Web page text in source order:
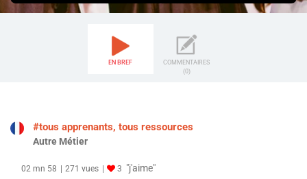
EN BREF
COMMENTAIRES
(0)
#tous apprenants, tous ressources
Autre Métier
02 mn 58 271 vues 3 "j'aime"